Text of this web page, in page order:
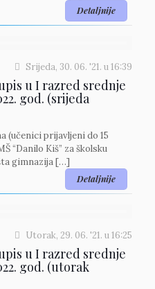
Detaljnije
Srijeda, 30. 06. '21. u16:39
u I razred srednje
god. (srijeda
(učenici prijavljeni do 15
“Danilo Kiš” za školsku
gimnazija[…]
Detaljnije
Utorak, 29. 06. '21. u16:25
u I razred srednje
god. (utorak